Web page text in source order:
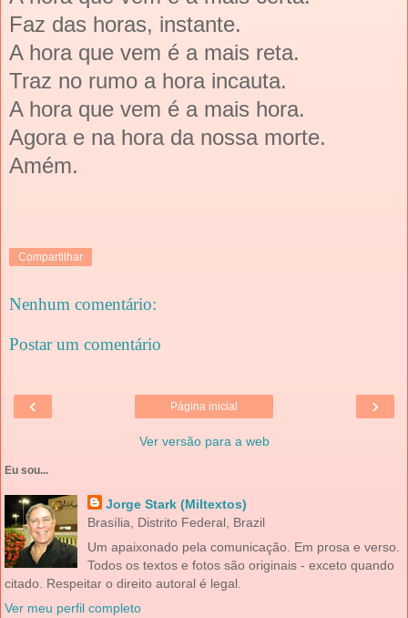
Faz das horas, instante.
A hora que vem é a mais reta.
Traz no rumo a hora incauta.
A hora que vem é a mais hora.
Agora e na hora da nossa morte.
Amém.
Compartilhar
Nenhum comentário:
Postar um comentário
‹ ›
Página inicial
Ver versão para a web
Eu sou...
Jorge Stark (Miltextos)
Brasília, Distrito Federal, Brazil
Um apaixonado pela comunicação. Em prosa e verso.
Todos os textos e fotos são originais - exceto quando
citado. Respeitar o direito autoral é legal.
Ver meu perfil completo